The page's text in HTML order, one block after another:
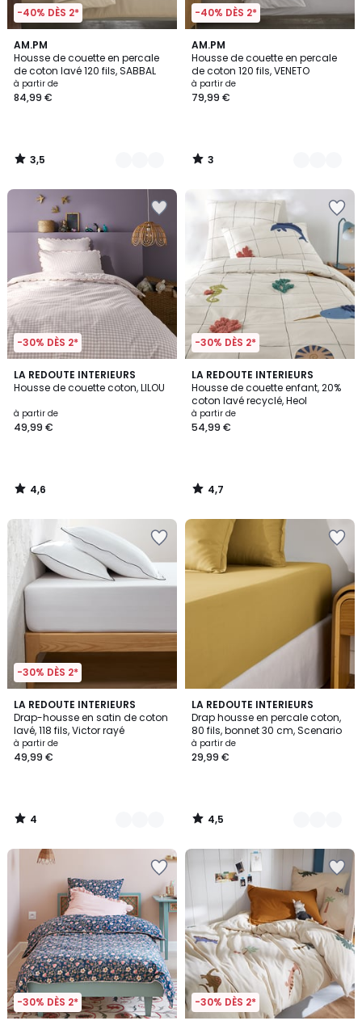
-40% DÈS 2*
AM.PM
Housse de couette en percale
de coton lavé 120 fils, SABBAL
à partir de
84,99 €
3,5
/ 5
10
Couleurs
3,5
/
-40% DÈS 2*
AM.PM
Housse de couette en percale
de coton 120 fils, VENETO
à partir de
79,99 €
3
/
5
6
Couleurs
3
/
-30% DÈS 2*
LA REDOUTE INTERIEURS
Housse de couette coton, LILOU
à partir de
49,99 €
4,6
/ 5
4,6
/
-30% DÈS 2*
LA REDOUTE INTERIEURS
Housse de couette enfant, 20%
coton lavé recyclé, Heol
à partir de
54,99 €
4,7
/ 5
4,7
/
-30% DÈS 2*
LA REDOUTE INTERIEURS
Drap-housse en satin de coton
lavé, 118 fils, Victor rayé
à partir de
49,99 €
4
/
5
8
Couleurs
4
/
LA REDOUTE INTERIEURS
Drap housse en percale coton,
80 fils, bonnet 30 cm, Scenario
à partir de
29,99 €
4,5
/ 5
3
Couleurs
4,5
/
-30% DÈS 2* -30% DÈS 2*